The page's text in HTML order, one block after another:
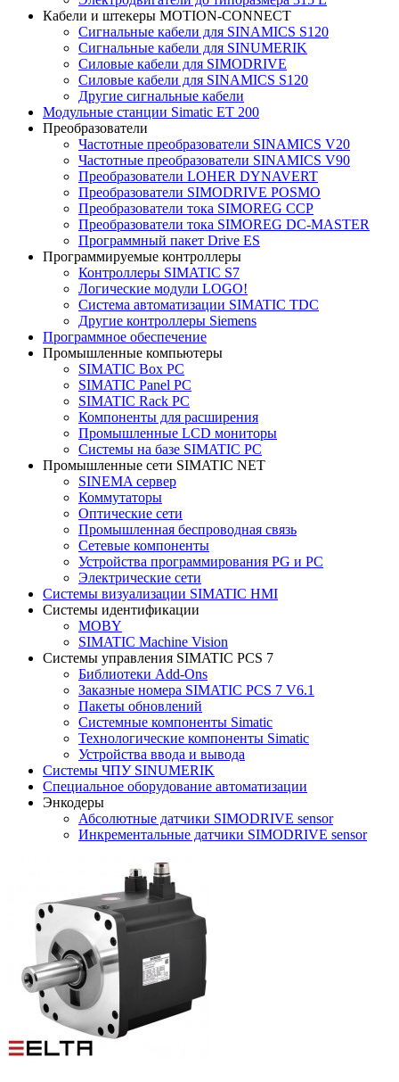
Кабели и штекеры MOTION-CONNECT
Сигнальные кабели для SINAMICS S120
Сигнальные кабели для SINUMERIK
Силовые кабели для SIMODRIVE
Силовые кабели для SINAMICS S120
Другие сигнальные кабели
Модульные станции Simatic ET 200
Преобразователи
Частотные преобразователи SINAMICS V20
Частотные преобразователи SINAMICS V90
Преобразователи LOHER DYNAVERT
Преобразователи SIMODRIVE POSMO
Преобразователи тока SIMOREG CCP
Преобразователи тока SIMOREG DC-MASTER
Программный пакет Drive ES
Программируемые контроллеры
Контроллеры SIMATIC S7
Логические модули LOGO!
Система автоматизации SIMATIC TDC
Другие контроллеры Siemens
Программное обеспечение
Промышленные компьютеры
SIMATIC Box PC
SIMATIC Panel PС
SIMATIC Rack PC
Компоненты для расширения
Промышленные LCD мониторы
Системы на базе SIMATIC PC
Промышленные сети SIMATIC NET
SINEMA сервер
Коммутаторы
Оптические сети
Промышленная беспроводная связь
Сетевые компоненты
Устройства программирования PG и PC
Электрические сети
Системы визуализации SIMATIC HMI
Системы идентификации
MOBY
SIMATIC Machine Vision
Системы управления SIMATIC PCS 7
Библиотеки Add-Ons
Заказные номера SIMATIC PCS 7 V6.1
Пакеты обновлений
Системные компоненты Simatic
Технологические компоненты Simatic
Устройства ввода и вывода
Системы ЧПУ SINUMERIK
Специальное оборудование автоматизации
Энкодеры
Абсолютные датчики SIMODRIVE sensor
Инкрементальные датчики SIMODRIVE sensor